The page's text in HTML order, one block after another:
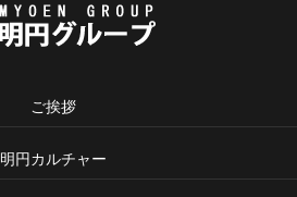
ご挨拶
明円カルチャー